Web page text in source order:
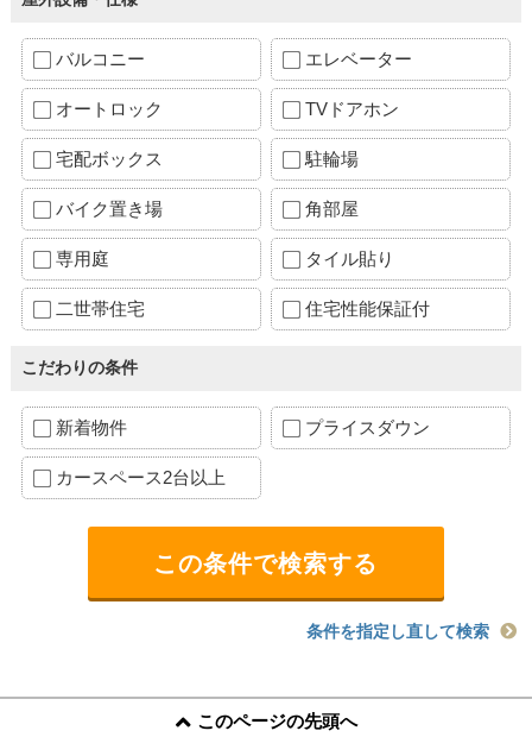
バルコニー エレベーター
オートロック TVドアホン
宅配ボックス 駐輪場
バイク置き場 角部屋
専用庭 タイル貼り
二世帯住宅 住宅性能保証付
こだわりの条件
新着物件 プライスダウン
カースペース2台以上
条件を指定し直して検索
このページの先頭へ